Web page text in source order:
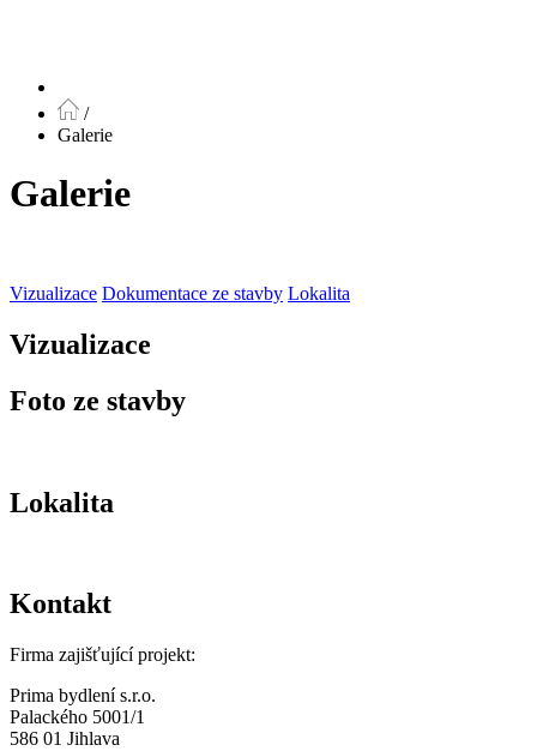
/
Galerie
Galerie
Vizualizace Dokumentace ze stavby Lokalita
Vizualizace
Foto ze stavby
Lokalita
Kontakt
Firma zajišťující projekt:
Prima bydlení s.r.o.
Palackého 5001/1
586 01 Jihlava